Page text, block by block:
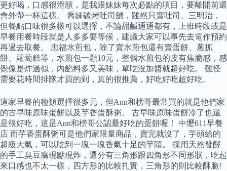
更好喝，口感很滑順，是我跟妹妹每次必點的項目，要離開前還
會外帶一杯這樣。 喬妹碳烤吐司舖，雖然只賣吐司、三明治，
但餐點口味很多樣可以選擇，不論甜鹹通通都有，上班時段或是
早餐用餐時段就是人多多要等候，建議大家可以事先去電作預約
再過去取餐。 忠福水煎包，除了賣水煎包還有賣蛋餅、蔥抓
餅、蘿蔔糕等，水煎包一顆10元，整個水煎包的皮有焦脆感，感
覺像是炸過似，內餡料多又美味，單吃沒加醬就超好吃。 難怪
需要花時間排隊才買的到，真的很推薦，好吃好吃超好吃。
這家早餐的種類選擇很多元，但Ann和榜哥最常買的就是他們家
的古早味原味蛋餅以及芋香蛋酥粥。 古早味原味蛋餅冷了也還
是很好吃，這是Ann和榜哥公認最好吃的蛋餅喔！ 中壢611早餐
店 而芋香蛋酥粥可是他們家限量商品，賣完就沒了，芋頭給的
超級大氣，可以吃到一塊一塊香氣十足的芋頭。 採用天然發酵
的手工臭豆腐現點現炸，還分有三角形跟四角形不同形狀，吃起
來口感也不太一樣，四方形的比較扎實，三角形的則比較酥脆!